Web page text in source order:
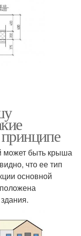
может быть крыша
что ее тип
основной